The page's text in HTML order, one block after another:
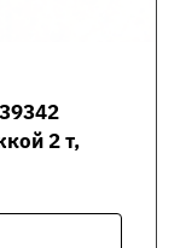
2 т,